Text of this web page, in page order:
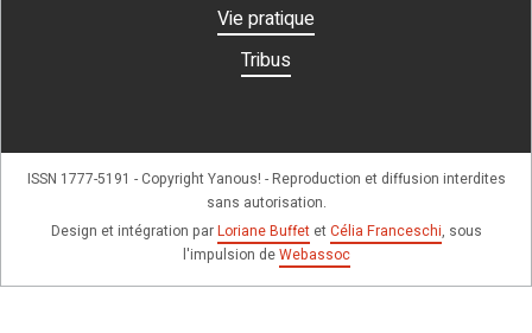
Vie pratique
Tribus
ISSN 1777-5191 - Copyright Yanous! - Reproduction et diffusion interdites
sans autorisation.
Design et intégration parLoriane Buffetet Célia Franceschi, sous
l'impulsion deWebassoc